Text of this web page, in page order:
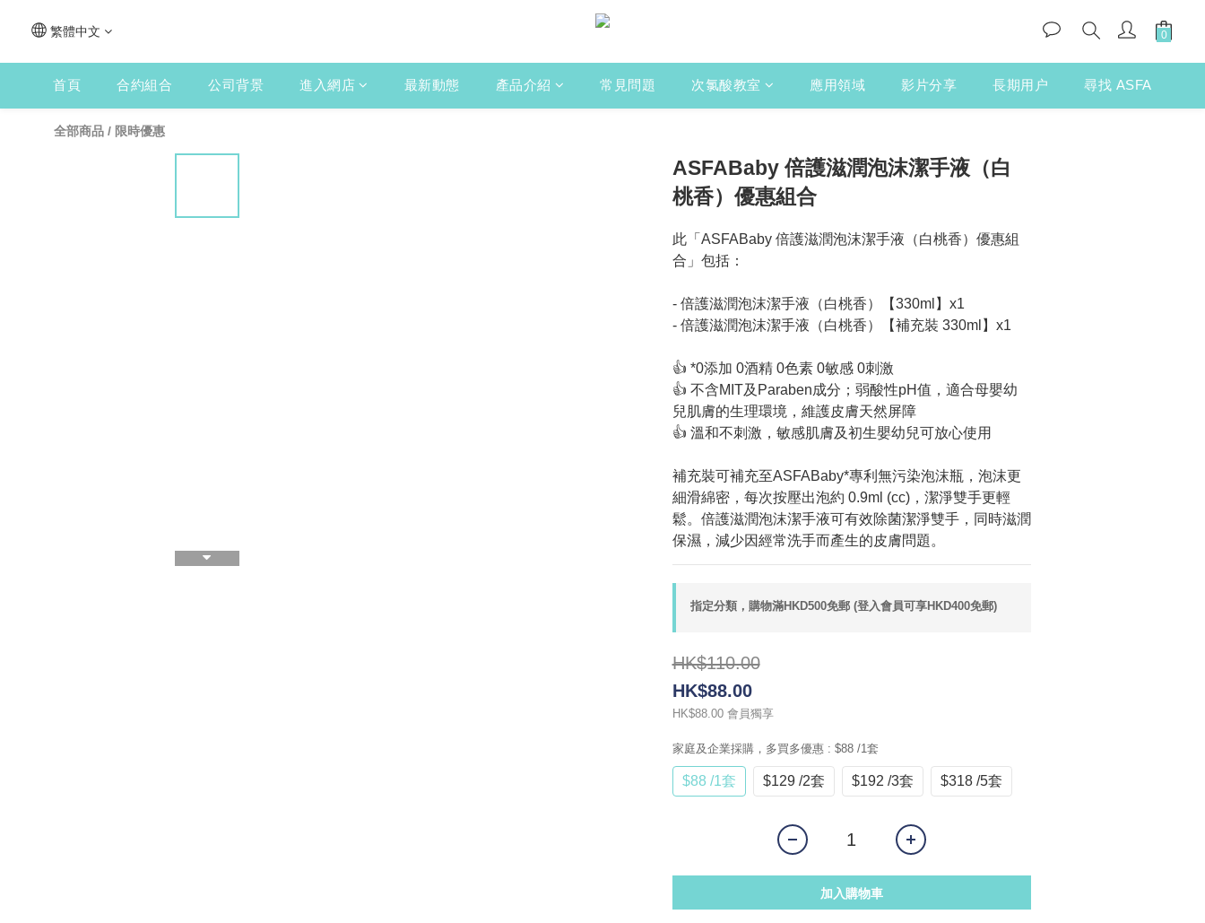
繁體中文
首頁 合約組合 公司背景 進入網店 最新動態 產品介紹 常見問題 次氯酸教室 應用領域 影片分享 長期用户 尋找 ASFA
全部商品 / 限時優惠
ASFABaby 倍護滋潤泡沫潔手液（白
桃香）優惠組合
此「ASFABaby 倍護滋潤泡沫潔手液（白桃香）優惠組
合」包括：
- 倍護滋潤泡沫潔手液（白桃香）【330ml】x1
- 倍護滋潤泡沫潔手液（白桃香）【補充裝 330ml】x1
👍 *0添加 0酒精 0色素 0敏感 0刺激
👍 不含MIT及Paraben成分；弱酸性pH值，適合母嬰幼
兒肌膚的生理環境，維護皮膚天然屏障
👍 溫和不刺激，敏感肌膚及初生嬰幼兒可放心使用
補充裝可補充至ASFABaby*專利無污染泡沫瓶，泡沫更
細滑綿密，每次按壓出泡約 0.9ml (cc)，潔淨雙手更輕
鬆。倍護滋潤泡沫潔手液可有效除菌潔淨雙手，同時滋潤
保濕，減少因經常洗手而產生的皮膚問題。
指定分類，購物滿HKD500免郵 (登入會員可享HKD400免郵)
HK$110.00
HK$88.00
HK$88.00 會員獨享
家庭及企業採購，多買多優惠 : $88 /1套
$88 /1套 $129 /2套 $192 /3套 $318 /5套
加入購物車